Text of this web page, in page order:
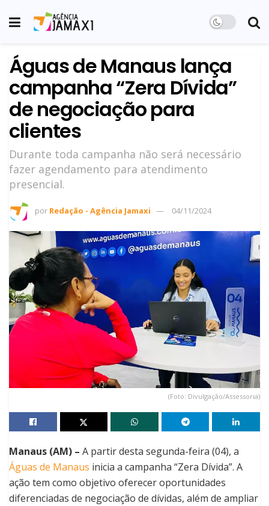
Águas de Manaus lança
campanha “Zera Dívida”
de negociação para
clientes
Durante toda campanha não será necessário
fazer agendamento para atendimento
presencial.
por Redação - Agência Jamaxi 04/11/2024
(Foto: Divulgação/Assessoria)
Manaus (AM) – A partir desta segunda-feira (04), a
Águas de Manaus inicia a campanha “Zera Dívida”. A
ação tem como objetivo oferecer oportunidades
diferenciadas de negociação de dívidas, além de ampliar